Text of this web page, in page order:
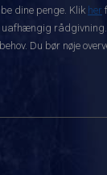
dine penge. Klik her
Du bør nøje